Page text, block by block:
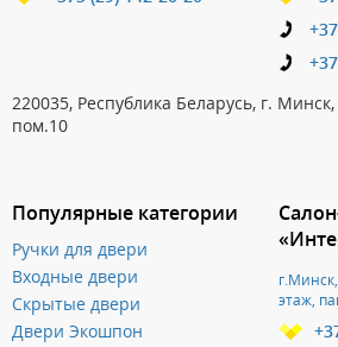
Популярные категории
Ручки для двери
Входные двери
Скрытые двери
Двери Экошпон
220035, Республика Беларусь, г.
пом.10
этаж,